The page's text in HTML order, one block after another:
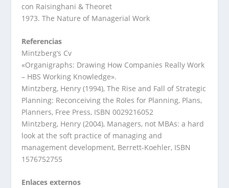
con Raisinghani & Theoret
1973. The Nature of Managerial Work
Referencias
Mintzberg’s Cv
«Organigraphs: Drawing How Companies Really Work
– HBS Working Knowledge».
Mintzberg, Henry (1994), The Rise and Fall of Strategic
Planning: Reconceiving the Roles for Planning, Plans,
Planners, Free Press, ISBN 0029216052
Mintzberg, Henry (2004), Managers, not MBAs: a hard
look at the soft practice of managing and
management development, Berrett-Koehler, ISBN
1576752755
Enlaces externos